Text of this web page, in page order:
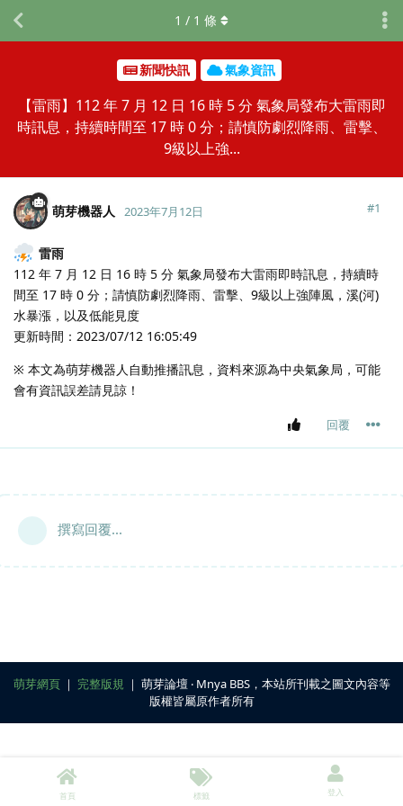
新聞快訊 氣象資訊
【雷雨】112 年 7 月 12 日 16 時 5 分 氣象局發布大雷雨即
時訊息，持續時間至 17 時 0 分；請慎防劇烈降雨、雷擊、
9級以上強...
1 / 1 條
萌芽機器人 2023年7月12日 #1
雷雨
112 年 7 月 12 日 16 時 5 分 氣象局發布大雷雨即時訊息，持續時
間至 17 時 0 分；請慎防劇烈降雨、雷擊、9級以上強陣風，溪(河)
水暴漲，以及低能見度
更新時間：2023/07/12 16:05:49
※ 本文為萌芽機器人自動推播訊息，資料來源為中央氣象局，可能
會有資訊誤差請見諒！
回覆
撰寫回覆...
萌芽網頁｜ 完整版規 ｜ 萌芽論壇 ‧ Mnya BBS，本站所刊載之圖文內容等
版權皆屬原作者所有
首頁 標籤 登入